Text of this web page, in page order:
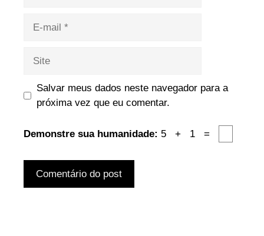
Salvar meus dados neste navegador para a
próxima vez que eu comentar.
Demonstre sua humanidade: 5 + 1 =